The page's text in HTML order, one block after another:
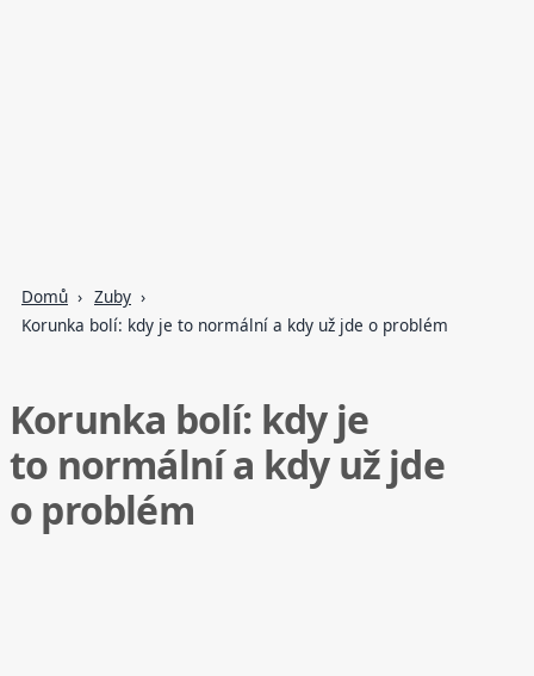
Domů
Zuby
Korunka bolí: kdy je to normální a kdy už jde o problém
Korunka bolí: kdy je
to normální a kdy už jde
o problém